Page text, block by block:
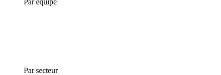
Par secteur